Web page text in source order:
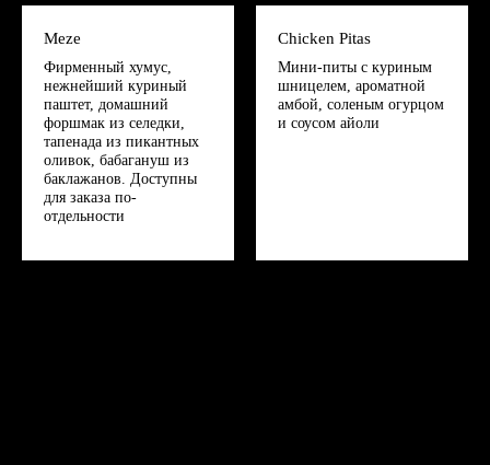
Meze
Фирменный хумус,
нежнейший куриный
паштет, домашний
форшмак из селедки,
тапенада из пикантных
оливок, бабагануш из
баклажанов. Доступны
для заказа по-
отдельности
Chicken Pitas
Мини-питы с куриным
шницелем, ароматной
амбой, соленым огурцом
и соусом айоли